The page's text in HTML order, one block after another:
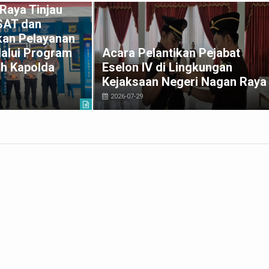
Tinjau
dan
Pelayanan
Program
Kapolda
Acara Pelantikan Pejabat
Eselon IV di Lingkungan
Kejaksaan Negeri Nagan Raya
2026-07-29